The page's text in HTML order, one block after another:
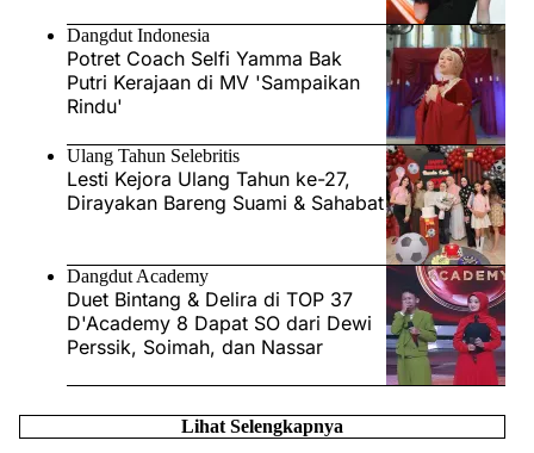
Dangdut Indonesia
Potret Coach Selfi Yamma Bak
Putri Kerajaan di MV 'Sampaikan
Rindu'
Ulang Tahun Selebritis
Lesti Kejora Ulang Tahun ke-27,
Dirayakan Bareng Suami & Sahabat
Dangdut Academy
Duet Bintang & Delira di TOP 37
D'Academy 8 Dapat SO dari Dewi
Perssik, Soimah, dan Nassar
Lihat Selengkapnya